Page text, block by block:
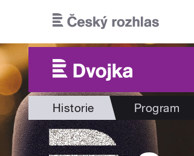
Historie Program